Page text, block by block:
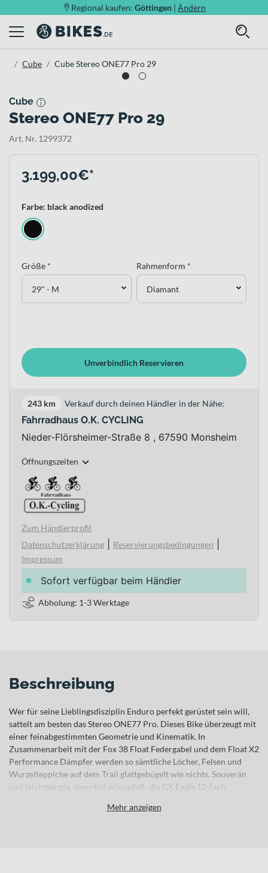
Regional kaufen: Göttingen | Ändern
Cube Cube Stereo ONE77 Pro 29
Cube
Stereo ONE77 Pro 29
Art. Nr. 1299372
3.199,00€*
Farbe: black anodized
Größe *
29" - M
Rahmenform *
Diamant
Unverbindlich Reservieren
243 km Verkauf durch deinen Händler in der Nähe:
Fahrradhaus O.K. CYCLING
Nieder-Flörsheimer-Straße 8 , 67590 Monsheim
Öffnungszeiten
Zum Händlerprofil
Datenschutzerklärung
Reservierungsbedingungen
Impressum
Sofort verfügbar beim Händler
Abholung: 1-3 Werktage
Beschreibung
Wer für seine Lieblingsdisziplin Enduro perfekt gerüstet sein will,
sattelt am besten das Stereo ONE77 Pro. Dieses Bike überzeugt mit
einer feinabgestimmten Geometrie und Kinematik. In
Zusammenarbeit mit der Fox 38 Float Federgabel und dem Float X2
Performance Dämpfer werden so sämtliche Löcher, Felsen und
Wurzelteppiche auf dem Trail glattgebügelt wie nichts. Souverän
und leichtgängig, downhill wie uphill: die GX Eagle 12-fach
Magura MT5 Scheibenbremsen bringen die Newmen Evolution
Mehr anzeigen